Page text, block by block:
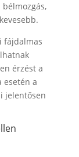
fájdalmas
érzést a
esetén a
jelentősen